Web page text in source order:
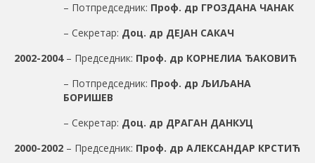
– Потпредседник: Проф. др ГРОЗДАНА ЧАНАК
– Секретар: Доц. др ДЕЈАН САКАЧ
2002-2004– Председник: Проф. др КОРНЕЛИА ЂАКОВИЋ
– Потпредседник: Проф. др ЉИЉАНА
БОРИШЕВ
– Секретар: Доц. др ДРАГАН ДАНКУЦ
2000-2002 – Председник: Проф. др АЛЕКСАНДАР КРСТИЋ